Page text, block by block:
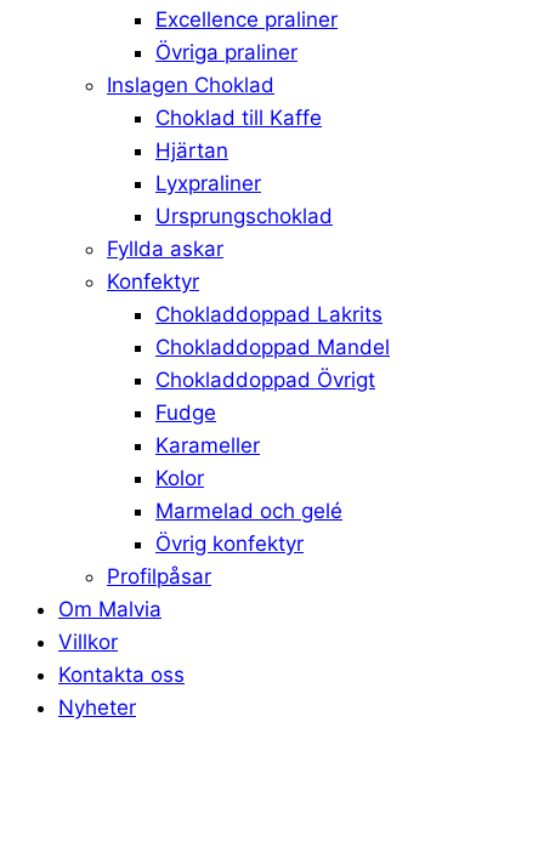
Excellence praliner
Övriga praliner
Inslagen Choklad
Choklad till Kaffe
Hjärtan
Lyxpraliner
Ursprungschoklad
Fyllda askar
Konfektyr
Chokladdoppad Lakrits
Chokladdoppad Mandel
Chokladdoppad Övrigt
Fudge
Karameller
Kolor
Marmelad och gelé
Övrig konfektyr
Profilpåsar
Om Malvia
Villkor
Kontakta oss
Nyheter